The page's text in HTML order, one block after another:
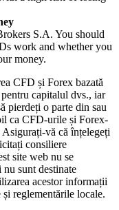
S.A. You should
work and whether you
money.
CFD și Forex bazată
capitalul dvs., iar
pierdeți o parte din sau
ca CFD-urile și Forex-
vă că înțelegeți
consiliere
site web nu se
nu sunt destinate
acestor informații
reglementările locale.